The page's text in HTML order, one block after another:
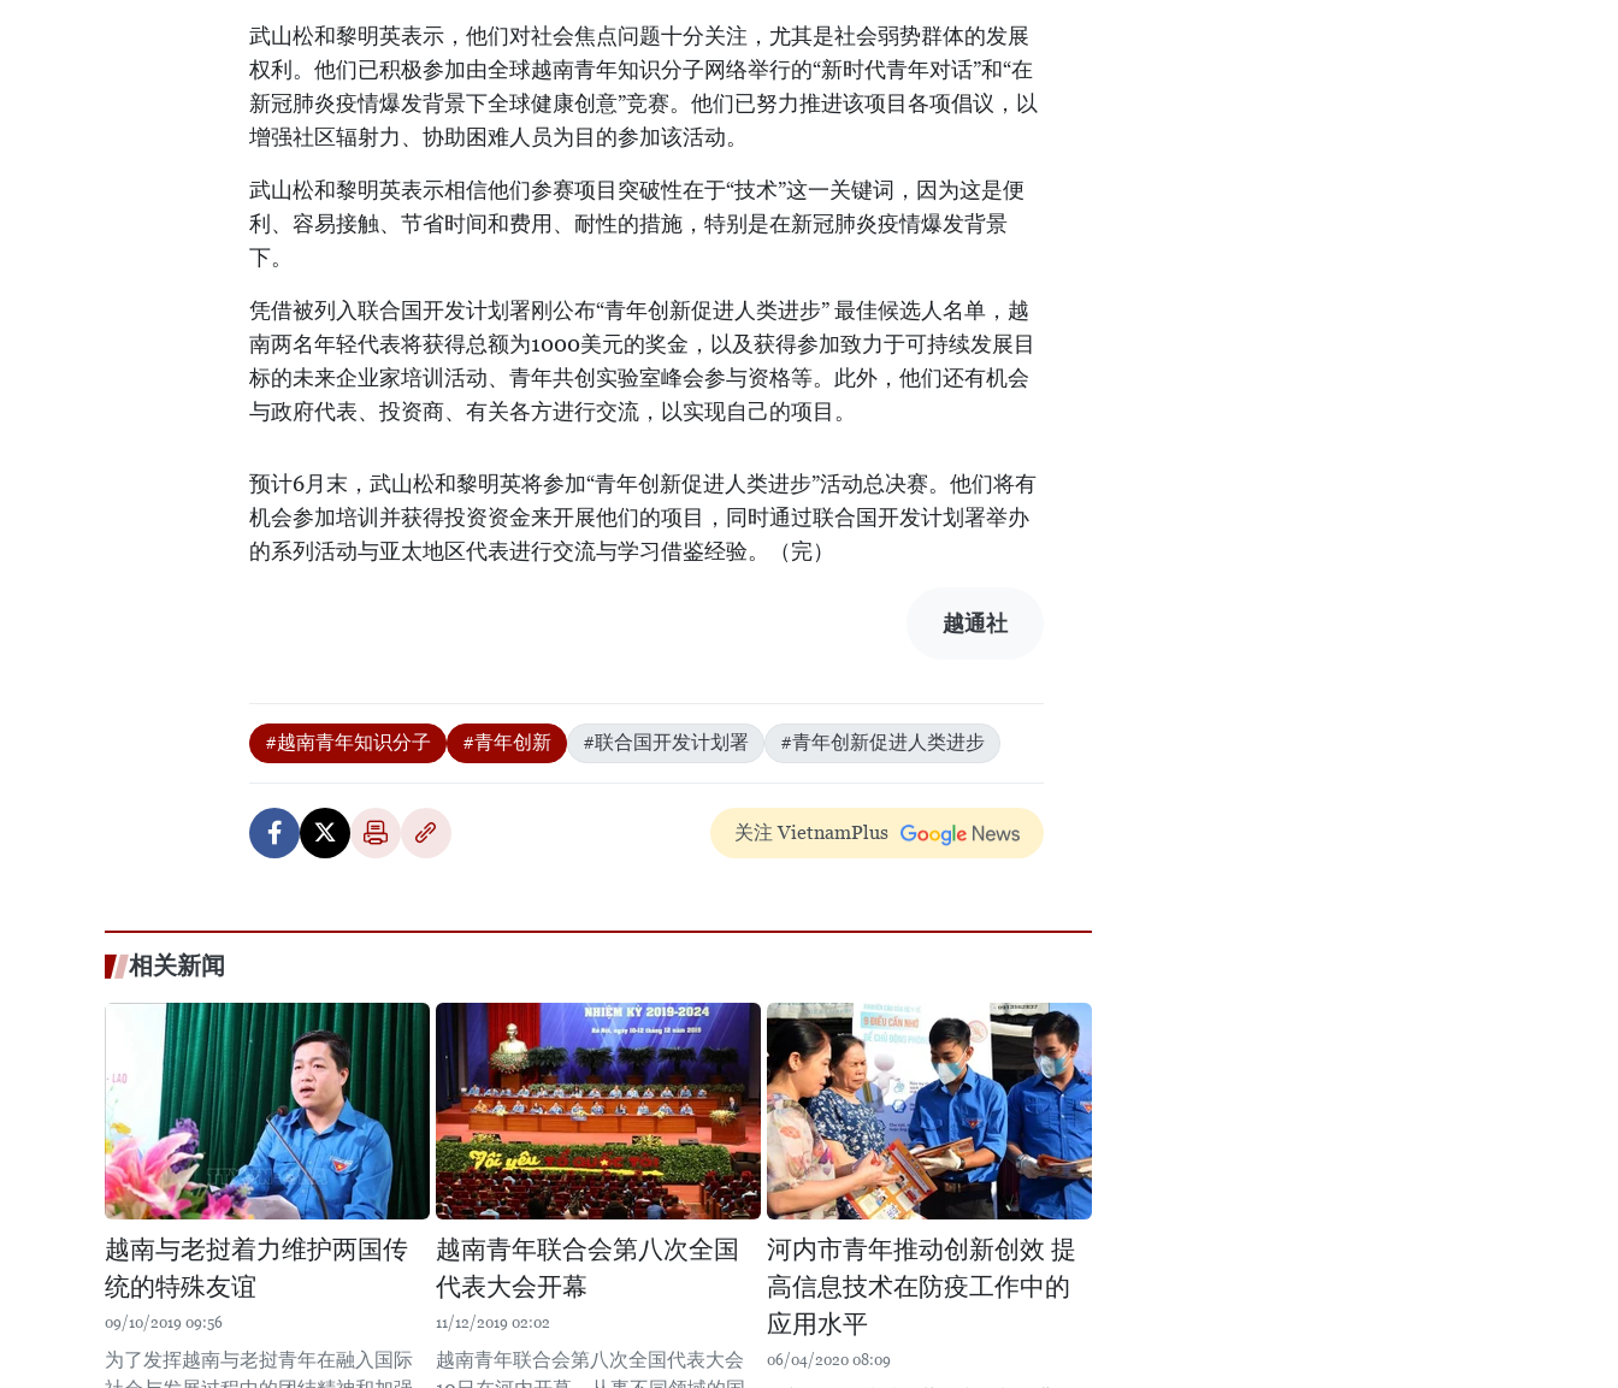
武山松和黎明英表示，他们对社会焦点问题十分关注，尤其是社会弱势群体的发展
权利。他们已积极参加由全球越南青年知识分子网络举行的“新时代青年对话”和“在
新冠肺炎疫情爆发背景下全球健康创意”竞赛。他们已努力推进该项目各项倡议，以
增强社区辐射力、协助困难人员为目的参加该活动。
武山松和黎明英表示相信他们参赛项目突破性在于“技术”这一关键词，因为这是便
利、容易接触、节省时间和费用、耐性的措施，特别是在新冠肺炎疫情爆发背景
下。
凭借被列入联合国开发计划署刚公布“青年创新促进人类进步” 最佳候选人名单，越
南两名年轻代表将获得总额为1000美元的奖金，以及获得参加致力于可持续发展目
标的未来企业家培训活动、青年共创实验室峰会参与资格等。此外，他们还有机会
与政府代表、投资商、有关各方进行交流，以实现自己的项目。
预计6月末，武山松和黎明英将参加“青年创新促进人类进步”活动总决赛。他们将有
机会参加培训并获得投资资金来开展他们的项目，同时通过联合国开发计划署举办
的系列活动与亚太地区代表进行交流与学习借鉴经验。（完）
越通社
#越南青年知识分子 #青年创新 #联合国开发计划署 #青年创新促进人类进步
关注 VietnamPlus
相关新闻
越南与老挝着力维护两国传
统的特殊友谊
09/10/2019 09:56
为了发挥越南与老挝青年在融入国际
越南青年联合会第八次全国
代表大会开幕
11/12/2019 02:02
越南青年联合会第八次全国代表大会
河内市青年推动创新创效 提
高信息技术在防疫工作中的
应用水平
06/04/2020 08:09